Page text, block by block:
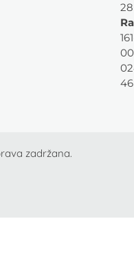
28
46
zadržana.